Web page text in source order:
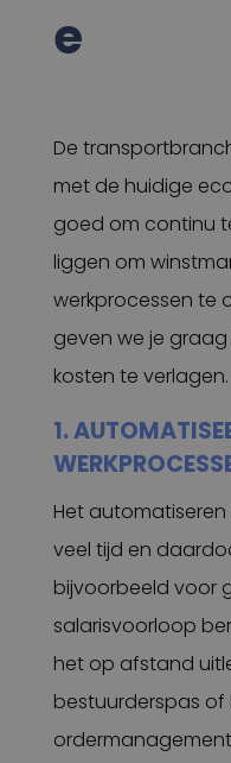
e
De
met de huidige
goed om continu
liggen om
werkprocessen te
geven we je
kosten te verlagen.
1.
Het
veel tijd en
bijvoorbeeld voor
salarisvoorloop
het op afstand
bestuurderspas of